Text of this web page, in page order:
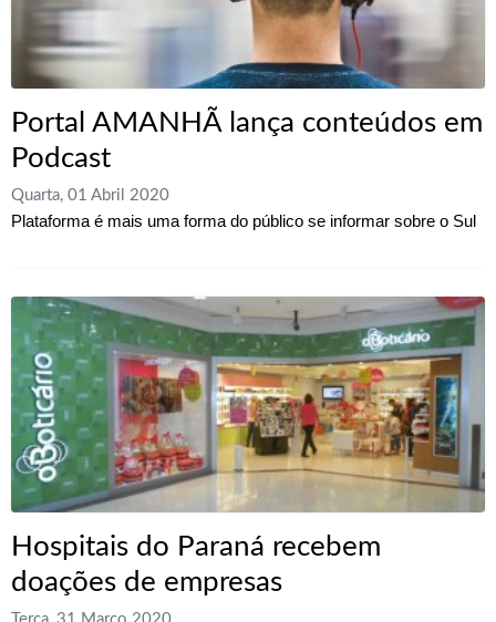
Portal AMANHÃ lança conteúdos em
Podcast
Quarta, 01 Abril 2020
Plataforma é mais uma forma do público se informar sobre o Sul
Hospitais do Paraná recebem
doações de empresas